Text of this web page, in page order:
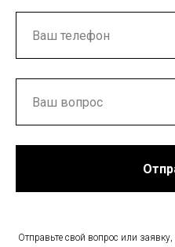
Отправьте свой вопрос или